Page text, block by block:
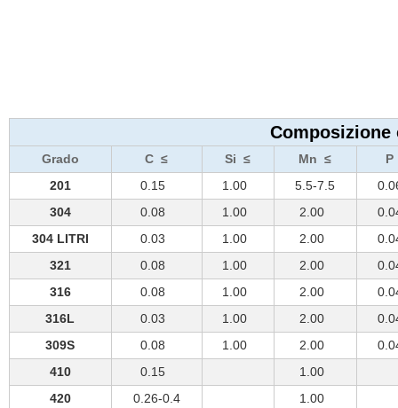
Grado C ≤ Si ≤ Mn ≤
201
0.15 1.00 5.5-7.5
304
0.08 1.00 2.00
304 LITRI
0.03 1.00 2.00
321
0.08 1.00 2.00
316
0.08 1.00 2.00
316L
0.03 1.00 2.00
309S
0.08 1.00 2.00
410
0.15
1.00
420
0.26-0.4
1.00